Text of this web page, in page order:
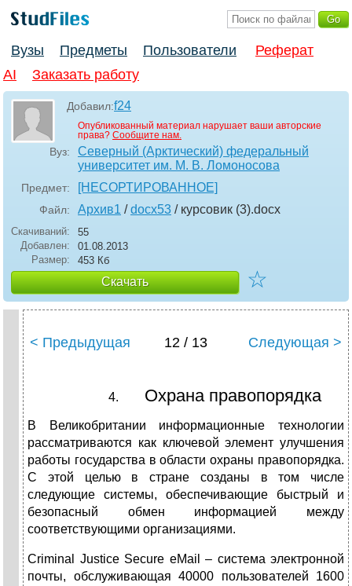
Вузы Предметы Пользователи
Реферат
AI
Заказать работу
Добавил:f24
Опубликованный материал нарушает ваши авторские
права? Сообщите нам.
Вуз:
Северный (Арктический) федеральный
университет им. М. В. Ломоносова
Предмет: [НЕСОРТИРОВАННОЕ]
Файл: Архив1 /docx53 / курсовик (3).docx
Скачиваний:
55
Добавлен:
01.08.2013
Размер:
453 Кб
Скачать ☆
< Предыдущая 12 / 13 Следующая >
Охрана правопорядка
В Великобритании информационные технологии
рассматриваются как ключевой элемент улучшения
работы государства в области охраны правопорядка.
С этой целью в стране созданы в том числе
следующие системы, обеспечивающие быстрый и
безопасный обмен информацией между
соответствующими организациями.
Criminal Justice Secure eMail – система электронной
почты, обслуживающая 40000 пользователей 1600